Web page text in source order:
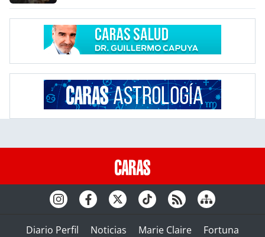
Diario Perfil Noticias Marie Claire Fortuna